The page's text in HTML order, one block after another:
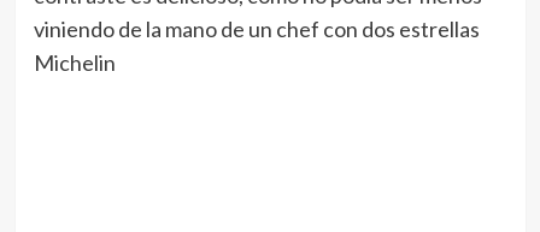
viniendo de la mano de un chef con dos estrellas
Michelin